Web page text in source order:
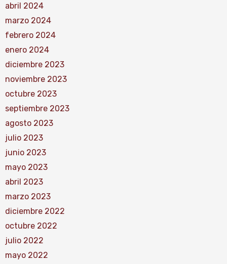
abril 2024
marzo 2024
febrero 2024
enero 2024
diciembre 2023
noviembre 2023
octubre 2023
septiembre 2023
agosto 2023
julio 2023
junio 2023
mayo 2023
abril 2023
marzo 2023
diciembre 2022
octubre 2022
julio 2022
mayo 2022